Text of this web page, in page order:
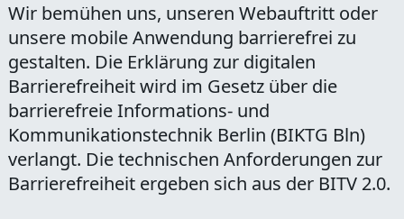
Wir bemühen uns, unseren Webauftritt oder
unsere mobile Anwendung barrierefrei zu
gestalten. Die Erklärung zur digitalen
Barrierefreiheit wird im Gesetz über die
barrierefreie Informations- und
Kommunikationstechnik Berlin (BIKTG Bln)
verlangt. Die technischen Anforderungen zur
Barrierefreiheit ergeben sich aus der BITV 2.0.